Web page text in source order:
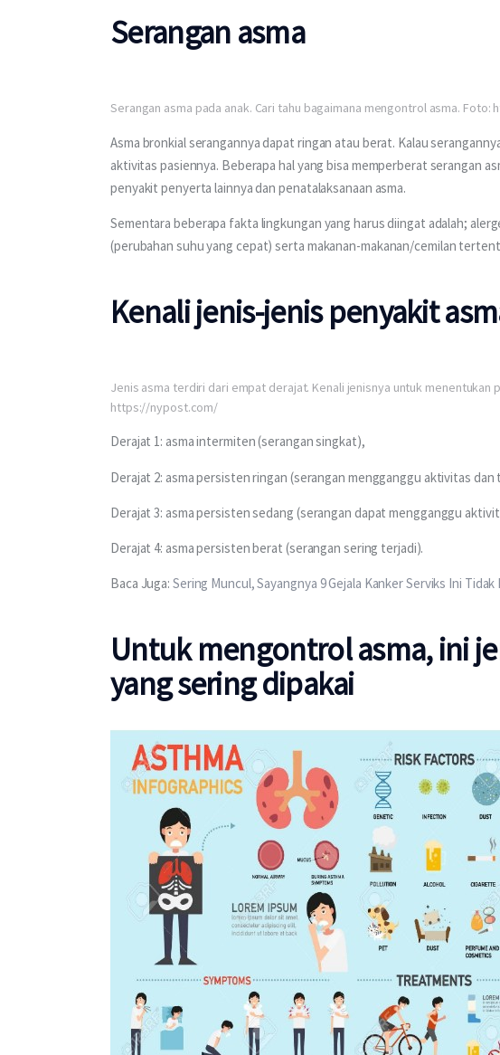
Serangan asma
Serangan asma pada anak. Cari tahu bagaimana mengontrol asma.
Asma bronkial serangannya dapat ringan atau berat. Kalau
aktivitas pasiennya. Beberapa hal yang bisa memperberat serangan
penyakit penyerta lainnya dan penatalaksanaan asma.
Sementara beberapa fakta lingkungan yang harus diingat adalah;
(perubahan suhu yang cepat) serta makanan-makanan/cemilan
Kenali jenis-jenis penyakit
Jenis asma terdiri dari empat derajat. Kenali jenisnya untuk menentukan
https://nypost.com/
Derajat 1: asma intermiten (serangan singkat),
Derajat 2: asma persisten ringan (serangan mengganggu aktivitas dan
Derajat 3: asma persisten sedang (serangan dapat mengganggu
Derajat 4: asma persisten berat (serangan sering terjadi).
Baca Juga: Sering Muncul, Sayangnya 9 Gejala Kanker Serviks Ini Tidak
Untuk mengontrol asma, ini
yang sering dipakai